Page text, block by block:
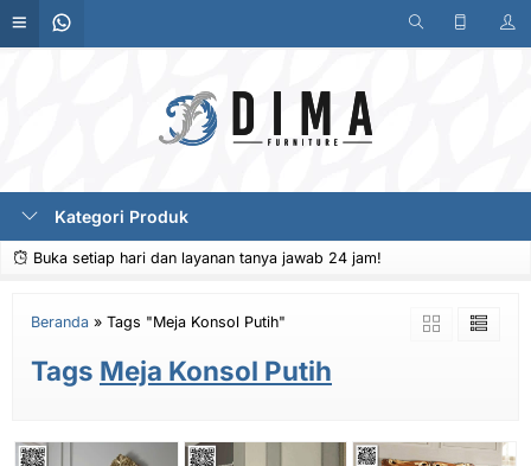
Kategori Produk
Buka setiap hari dan layanan tanya jawab 24 jam!
Beranda » Tags "Meja Konsol Putih"
Tags Meja Konsol Putih